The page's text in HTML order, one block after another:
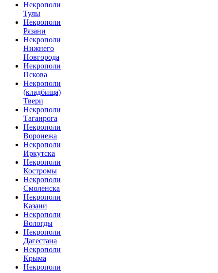
Некрополи
Тулы
Некрополи
Рязани
Некрополи
Нижнего
Новгорода
Некрополи
Пскова
Некрополи
(кладбища)
Твери
Некрополи
Таганрога
Некрополи
Воронежа
Некрополи
Иркутска
Некрополи
Костромы
Некрополи
Смоленска
Некрополи
Казани
Некрополи
Вологды
Некрополи
Дагестана
Некрополи
Крыма
Некрополи